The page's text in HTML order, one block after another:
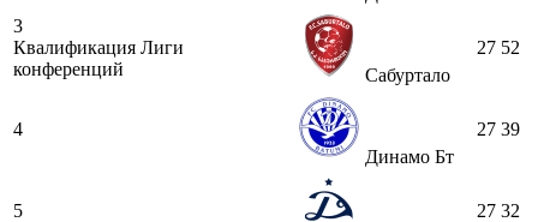
3
Квалификация Лиги
конференций
Сабуртало
27 52
4
Динамо Бт
27 39
5
27 32